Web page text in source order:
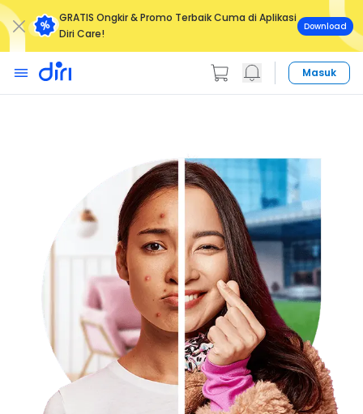
GRATIS Ongkir & Promo Terbaik Cuma di Aplikasi
Diri Care!
Download
Masuk